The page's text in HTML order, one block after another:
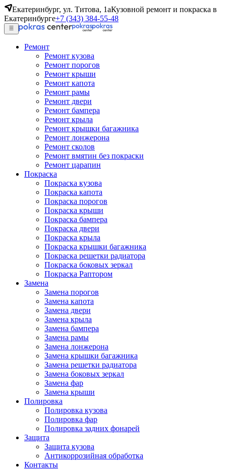
Екатеринбург, ул. Титова, 1аКузовной ремонт и покраска в
Екатеринбурге+7 (343) 384-55-48
Ремонт
Ремонт кузова
Ремонт порогов
Ремонт крыши
Ремонт капота
Ремонт рамы
Ремонт двери
Ремонт бампера
Ремонт крыла
Ремонт крышки багажника
Ремонт лонжерона
Ремонт сколов
Ремонт вмятин без покраски
Ремонт царапин
Покраска
Покраска кузова
Покраска капота
Покраска порогов
Покраска крыши
Покраска бампера
Покраска двери
Покраска крыла
Покраска крышки багажника
Покраска решетки радиатора
Покраска боковых зеркал
Покраска Раптором
Замена
Замена порогов
Замена капота
Замена двери
Замена крыла
Замена бампера
Замена рамы
Замена лонжерона
Замена крышки багажника
Замена решетки радиатора
Замена боковых зеркал
Замена фар
Замена крыши
Полировка
Полировка кузова
Полировка фар
Полировка задних фонарей
Защита
Защита кузова
Антикоррозийная обработка
Контакты